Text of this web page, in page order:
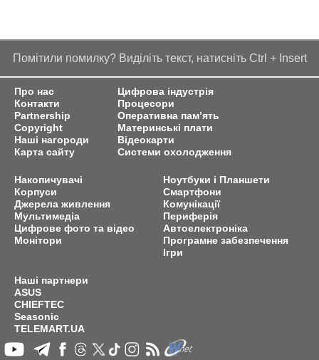
Помітили помилку? Виділіть текст, натисніть Ctrl + Insert
Про нас
Контакти
Partnership
Copyright
Наші нагороди
Карта сайту
Цифрова індустрія
Процесори
Оперативна пам’ять
Материнські плати
Відеокарти
Системи охолодження
Накопичувачі
Корпуси
Джерела живлення
Мультимедіа
Цифрове фото та відео
Монітори
Ноутбуки і Планшети
Смартфони
Комунікації
Периферія
Автоелектроніка
Програмне забезпечення
Ігри
Наші партнери
ASUS
CHIEFTEC
Seasonic
TELEMART.UA